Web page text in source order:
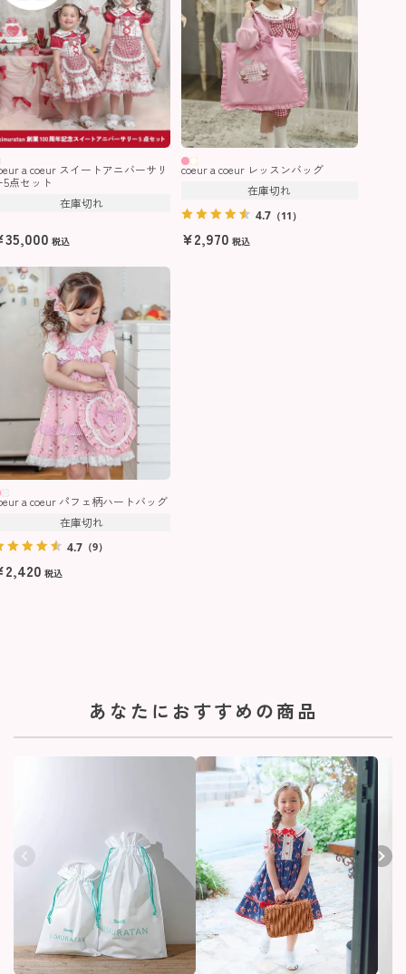
a coeur スイートアニバーサリ
5点セット
35,000 税込
在庫切れ
coeur a coeur レッスンバッグ
¥2,970 税込
4.7（11）
在庫切れ
a coeur パフェ柄ハートバッグ
2,420 税込
4.7 （9）
在庫切れ
あなたにおすすめの商品